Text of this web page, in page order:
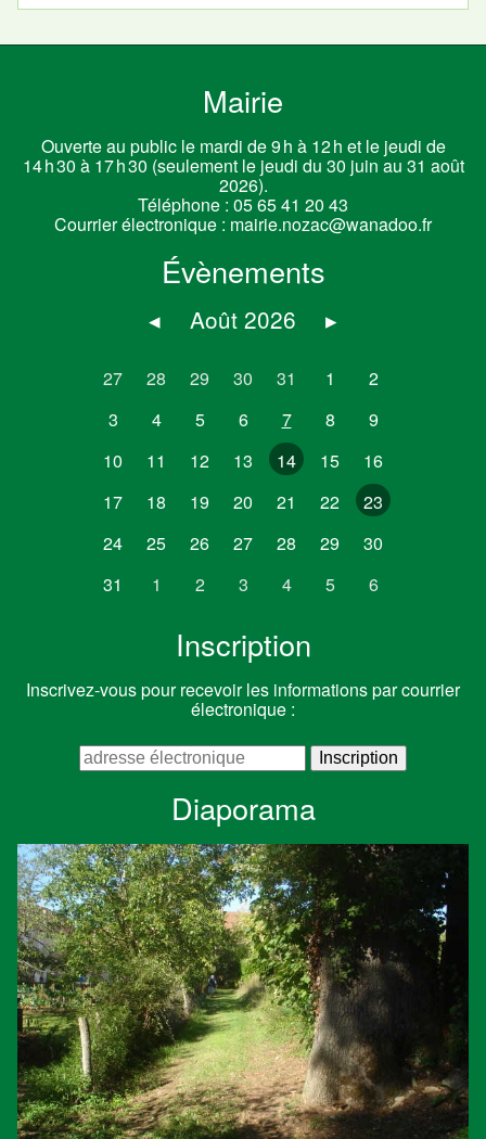
Mairie
Ouverte au public le mardi de 9 h à 12 h et le jeudi de
14 h 30 à 17 h 30 (seulement le jeudi du 30 juin au 31 août
2026).
Téléphone : 05 65 41 20 43
Courrier électronique : mairie.nozac@wanadoo.fr
Évènements
◂ Août 2026 ▸
27 28 29 30 31 1
2
3
4 5 6 7 8
9
10
11 12 13 14 15
16
17
18 19 20 21 22
23
24
25 26 27 28 29
30
31
1 2 3 4 5 6
Inscription
Inscrivez-vous pour recevoir les informations par courrier
électronique :
Diaporama